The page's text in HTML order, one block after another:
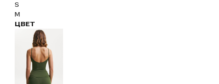
S
M
ЦВЕТ